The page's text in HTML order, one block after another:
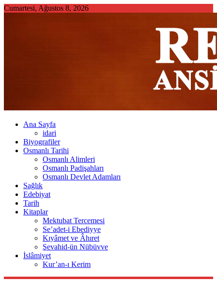
Skip
Cumartesi, Ağustos 8, 2026
Ana Sayfa
idari
Biyografiler
Osmanlı Tarihi
Osmanlı Alimleri
Osmanlı Padişahları
Osmanlı Devlet Adamları
Sağlık
Edebiyat
Tarih
Kitaplar
Mektubat Tercemesi
Se’adet-i Ebediyye
Kıyâmet ve Âhıret
Şevahid-ün Nübüvve
İslâmiyet
Kur’an-ı Kerim